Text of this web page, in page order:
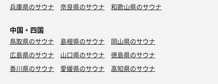
兵庫県のサウナ 奈良県のサウナ 和歌山県のサウナ
中国・四国
鳥取県のサウナ 島根県のサウナ
岡山県のサウナ
広島県のサウナ
山口県のサウナ
徳島県のサウナ
香川県のサウナ
愛媛県のサウナ 高知県のサウナ